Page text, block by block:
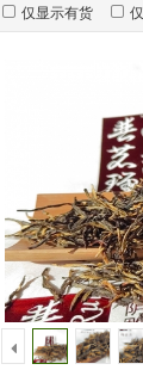
仅显示有货